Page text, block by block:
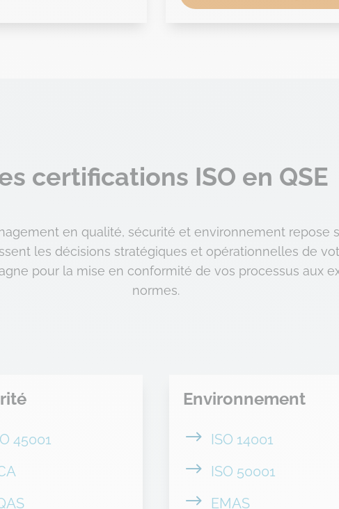
certifications ISO en QSE
en qualité, sécurité et environnement repose
les décisions stratégiques et opérationnelles de
pour la mise en conformité de vos processus aux
normes.
45001
Environnement
$ ISO 14001
$ ISO 50001
$ EMAS